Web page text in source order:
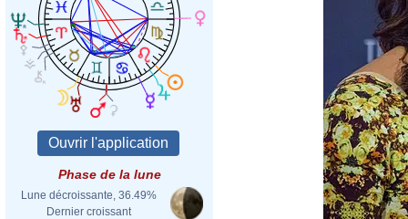
Phase de la lune
Lune décroissante, 36.49%
Dernier croissant